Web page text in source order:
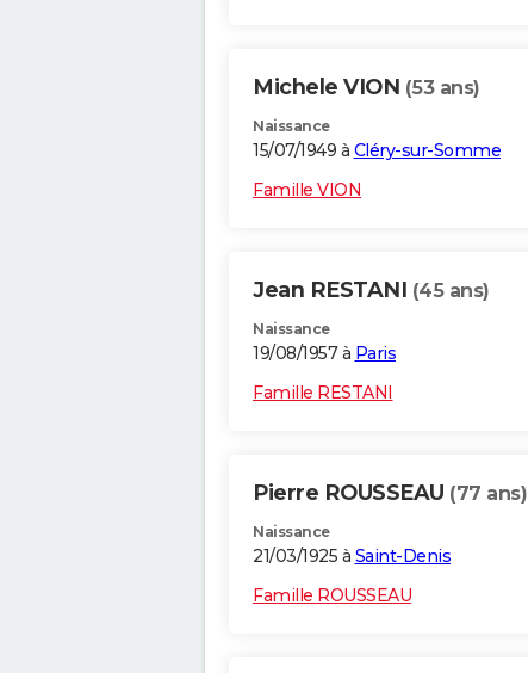
Michele VION (53 ans)
Naissance
15/07/1949 à Cléry-sur-Somme
Famille VION
Jean RESTANI (45 ans)
Naissance
19/08/1957 à Paris
Famille RESTANI
Pierre ROUSSEAU (77 ans)
Naissance
21/03/1925 à Saint-Denis
Famille ROUSSEAU